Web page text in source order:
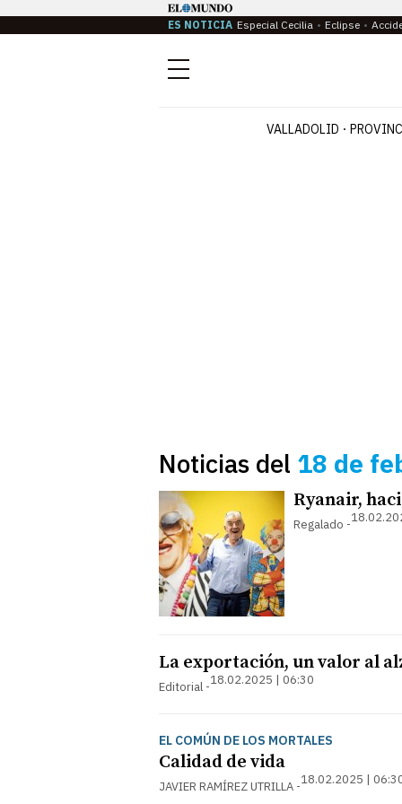
ES NOTICIA Especial Cecilia Eclipse
Menú
VALLADOLID
Noticias del 18 de
Ryanair,
Regalado
La exportación, un valor al
Editorial 18.02.2025 | 06:30
EL COMÚN DE LOS MORTALES
Calidad de vida
JAVIER RAMÍREZ UTRILLA 18.02.2025 |